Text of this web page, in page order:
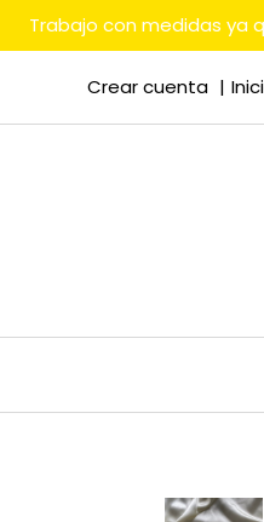
Trabajo con medidas ya
Crear cuenta